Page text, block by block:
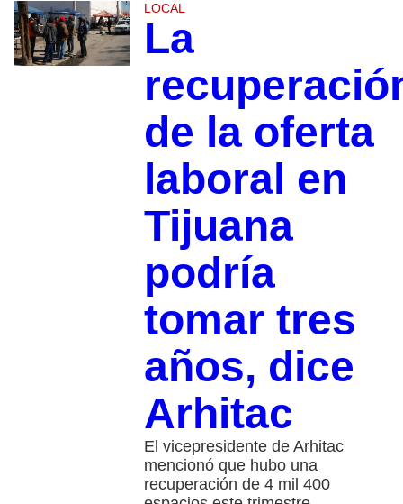
LOCAL
La
de la oferta
laboral en
Tijuana
podría
tomar tres
años, dice
Arhitac
El vicepresidente de Arhitac
mencionó que hubo una
recuperación de 4 mil 400